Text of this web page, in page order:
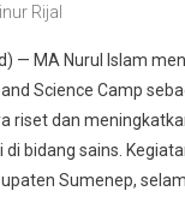
Rijal
— MA Nurul Islam
Science Camp
riset dan
bidang sains.
Sumenep,